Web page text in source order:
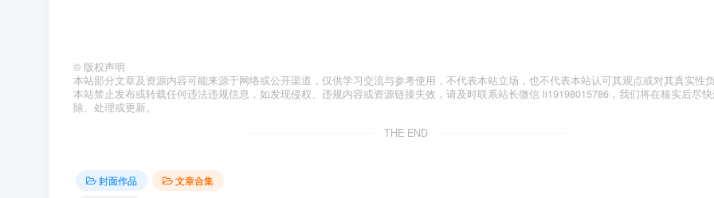
© 版权声明
本站部分文章及资源内容可能来源于网络或公开渠道，仅供学习交流与参考使用，不代表本站立场，也不代表本站认可其观点或对其真实性负
本站禁止发布或转载任何违法违规信息，如发现侵权、违规内容或资源链接失效，请及时联系站长微信 li19198015786，我们将在核实后尽快
除、处理或更新。
THE END
封面作品
文章合集